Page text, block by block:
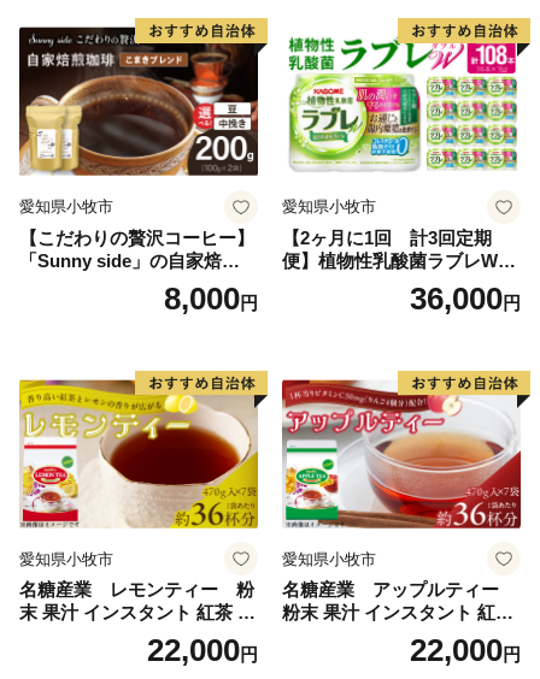
愛知県小牧市
【こだわりの贅沢コーヒー】
「Sunny side」の自家焙煎珈
琲こまきブレンド（200g）
8,000円
愛知県小牧市
【2ヶ月に1回 計3回定期
便】植物性乳酸菌ラブレW
プレーン36本（計108本）
36,000円
愛知県小牧市
名糖産業 レモンティー 粉
末 果汁 インスタント 紅茶 ビ
タミンC 袋 ロングセラー 粉
末飲料 粉末茶 簡単 手軽 ホッ
22,000円
愛知県小牧市
名糖産業 アップルティー
粉末 果汁 インスタント 紅茶
ティー ビタミンC 袋 ロング
セラー 粉末飲料 粉末茶 簡単
22,000円